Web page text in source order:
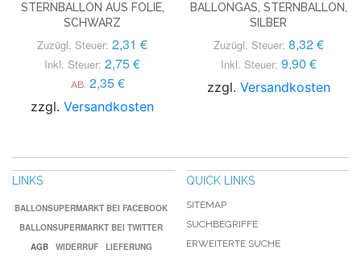
STERNBALLON AUS FOLIE,
SCHWARZ
Zuzügl. Steuer: 2,31 €
Inkl. Steuer: 2,75 €
AB: 2,35 €
zzgl.Versandkosten
BALLONGAS, STERNBALLON,
SILBER
Zuzügl. Steuer: 8,32 €
Inkl. Steuer: 9,90 €
zzgl. Versandkosten
LINKS
BALLONSUPERMARKT BEI FACEBOOK
BALLONSUPERMARKT BEI TWITTER
AGB
WIDERRUF
LIEFERUNG
QUICK LINKS
SITEMAP
SUCHBEGRIFFE
ERWEITERTE SUCHE